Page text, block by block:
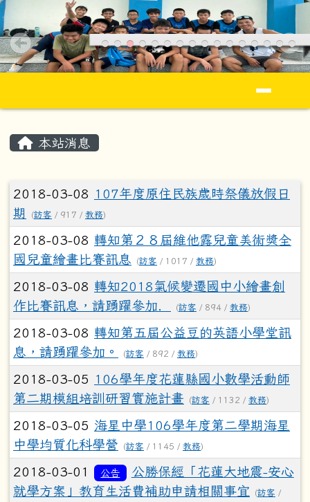
跳至主內容區
花蓮縣立忠孝國民小學全球資訊
本站消息
文章列表
2018-03-08
107年度原住民族歲時祭儀放假日
期
(訪客 / 917 / 教務)
2018-03-08 轉知第２８屆維他露兒童美術獎全
國兒童繪畫比賽訊息
(訪客 / 1017 / 教務)
2018-03-08 轉知2018氣候變遷國中小繪畫創
作比賽訊息，請踴躍參加．
(訪客 / 894 / 教務)
2018-03-08 轉知第五屆公益豆的英語小學堂訊
息，請踴躍參加。
(訪客 / 892 / 教務)
2018-03-05
106學年度花蓮縣國小數學活動師
第二期模組培訓研習實施計畫
(訪客 / 1132 / 教務)
2018-03-05 海星中學106學年度第二學期海星
中學均質化科學營
(訪客 / 1145 / 教務)
2018-03-01 公告
公勝保經「花蓮大地震-安心
就學方案」教育生活費補助申請相關事宜
(訪客 /